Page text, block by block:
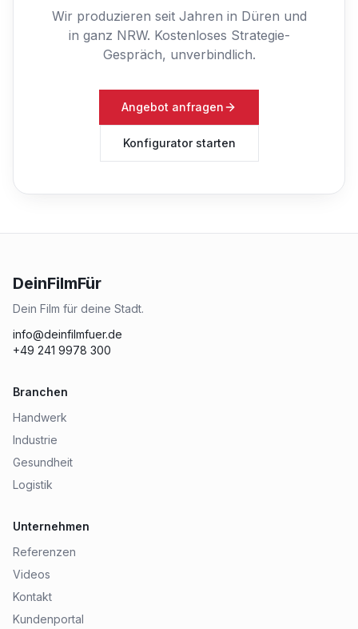
Wir produzieren seit Jahren in Düren und
in ganz NRW. Kostenloses Strategie-
Gespräch, unverbindlich.
Angebot anfragen
Konfigurator starten
DeinFilmFür
Dein Film für deine Stadt.
info@deinfilmfuer.de
+49 241 9978 300
Branchen
Handwerk
Industrie
Gesundheit
Logistik
Unternehmen
Referenzen
Videos
Kontakt
Kundenportal